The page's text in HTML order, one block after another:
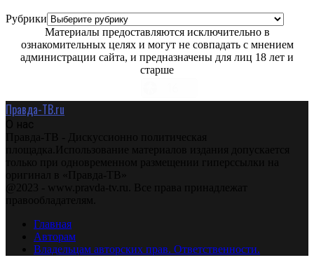
Рубрики
Материалы предоставляются исключительно в
ознакомительных целях и могут не совпадать с мнением
администрации сайта, и предназначены для лиц 18 лет и
старше
Правда-ТВ.ru
О нас
Правда-ТВ - Дискуссионно политическая
площадка.Использование материалов издания допускается
только при одновременном размещении гиперссылки на
оригинал в «Правда-ТВ»
@2023 - www.pravda-tv.ru. Все права принадлежат
правообладателям.
Главная
Авторам
Владельцам авторских прав. Ответственности.